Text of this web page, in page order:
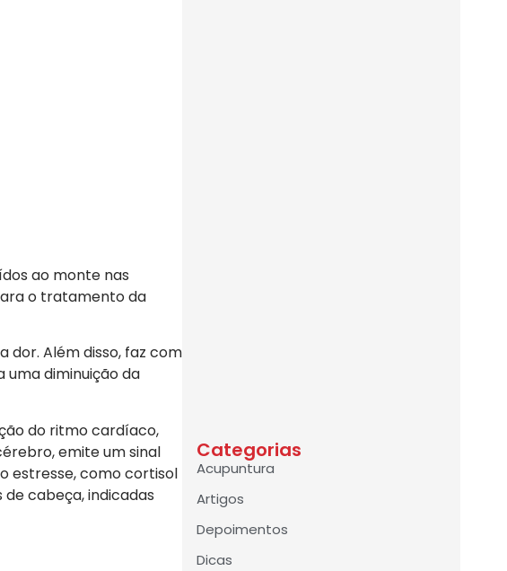
ao monte nas
o tratamento da
dor. Além disso, faz com
uma diminuição da
do ritmo cardíaco,
emite um sinal
estresse, como cortisol
de cabeça, indicadas
Categorias
Acupuntura
Artigos
Depoimentos
Dicas